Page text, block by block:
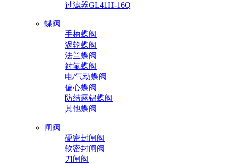
过滤器GL41H-16Q
蝶阀
手柄蝶阀
涡轮蝶阀
法兰蝶阀
衬氟蝶阀
电/气动蝶阀
偏心蝶阀
防结露铝蝶阀
其他蝶阀
闸阀
硬密封闸阀
软密封闸阀
刀闸阀